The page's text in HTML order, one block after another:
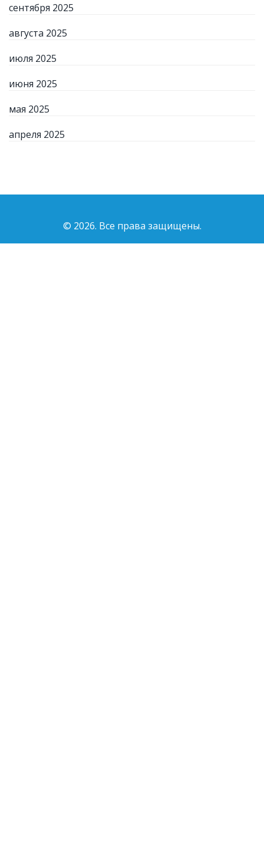
сентября 2025
августа 2025
июля 2025
июня 2025
мая 2025
апреля 2025
© 2026. Все права защищены.